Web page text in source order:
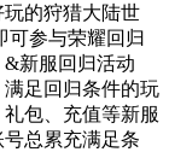
的狩猎大陆世
可参与荣耀回归
新服回归活动
满足回归条件的玩
包、充值等新服
总累充满足条